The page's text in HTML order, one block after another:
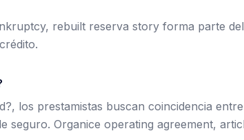
rebuilt reserva story forma parte
los prestamistas buscan coincidencia
seguro. Organice operating agreement,